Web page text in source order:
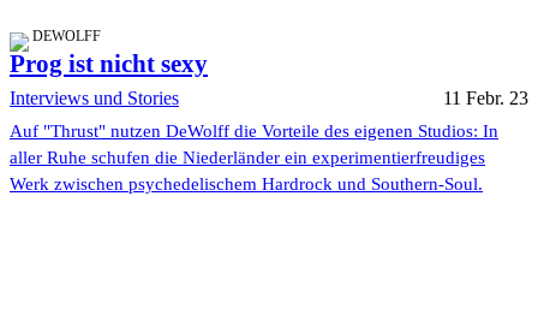
DEWOLFF
Prog ist nicht sexy
Interviews und Stories 11 Febr. 23
Auf "Thrust" nutzen DeWolff die Vorteile des eigenen Studios: In
aller Ruhe schufen die Niederländer ein experimentierfreudiges
Werk zwischen psychedelischem Hardrock und Southern-Soul.